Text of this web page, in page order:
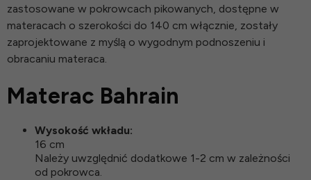
zastosowane w pokrowcach pikowanych, dostępne w
materacach o szerokości do 140 cm włącznie, zostały
zaprojektowane z myślą o wygodnym podnoszeniu i
obracaniu materaca.
Materac Bahrain
Wysokość wkładu:
16 cm
Należy uwzględnić dodatkowe 1-2 cm w zależności
od pokrowca.